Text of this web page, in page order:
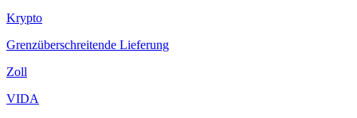
Krypto
Grenzüberschreitende Lieferung
Zoll
VIDA